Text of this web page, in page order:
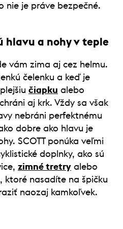
nie je práve bezpečné.
hlavu a nohy v teple
vám zima aj cez helmu.
čelenku a keď je
čiapku alebo
aj krk. Vždy sa však
nebráni perfektnému
dobre ako hlavu je
SCOTT ponúka veľmi
doplnky, ako sú
zimné tretry alebo
, ktoré nasadíte na špičku
naozaj kamkoľvek.